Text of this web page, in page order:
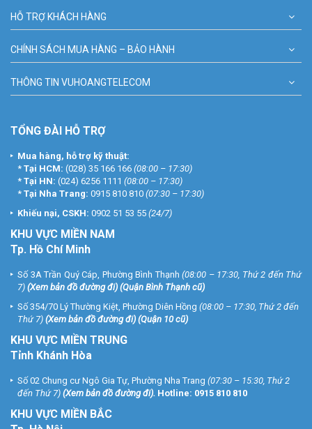
HỖ TRỢ KHÁCH HÀNG
CHÍNH SÁCH MUA HÀNG – BẢO HÀNH
THÔNG TIN VUHOANGTELECOM
TỔNG ĐÀI HỖ TRỢ
Mua hàng, hỗ trợ kỹ thuật:
* Tại HCM: (028) 35 166 166 (08:00 – 17:30)
* Tại HN: (024) 6256 1111 (08:00 – 17:30)
* Tại Nha Trang: 0915 810 810 (07:30 – 17:30)
Khiếu nại, CSKH: 0902 51 53 55 (24/7)
KHU VỰC MIỀN NAM
Tp. Hồ Chí Minh
Số 3A Trần Quý Cáp, Phường Bình Thạnh (08:00 – 17:30, Thứ 2 đến Thứ
7) (Xem bản đồ đường đi) (Quận Bình Thạnh cũ)
Số 354/70 Lý Thường Kiệt, Phường Diên Hồng (08:00 – 17:30, Thứ 2 đến
Thứ 7) (Xem bản đồ đường đi) (Quận 10 cũ)
KHU VỰC MIỀN TRUNG
Tỉnh Khánh Hòa
Số 02 Chung cư Ngô Gia Tự, Phường Nha Trang (07:30 – 15:30, Thứ 2
đến Thứ 7) (Xem bản đồ đường đi). Hotline: 0915 810 810
KHU VỰC MIỀN BẮC